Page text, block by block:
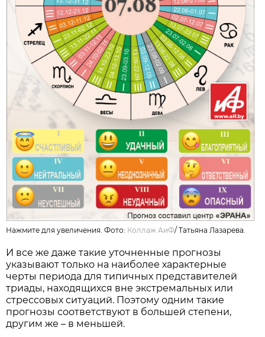
Нажмите для увеличения. Фото: Коллаж АиФ/Татьяна Лазарева.
И все же даже такие уточненные прогнозы
указывают только на наиболее характерные
черты периода для типичных представителей
триады, находящихся вне экстремальных или
стрессовых ситуаций. Поэтому одним такие
прогнозы соответствуют в большей степени,
другим же – в меньшей.